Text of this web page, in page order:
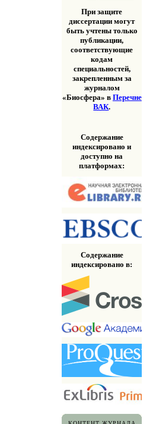
При защите
диссертации могут
быть учтены только
публикации,
соответствующие
кодам
специальностей,
закрепленным за
журналом
«Биосфера» в Перечне
ВАК.
Содержание
индексировано и
доступно на
платформах:
Содержание
индексировано в: